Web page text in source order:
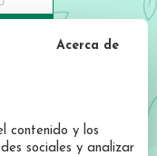
Acerca de
contenido y los
sociales y analizar